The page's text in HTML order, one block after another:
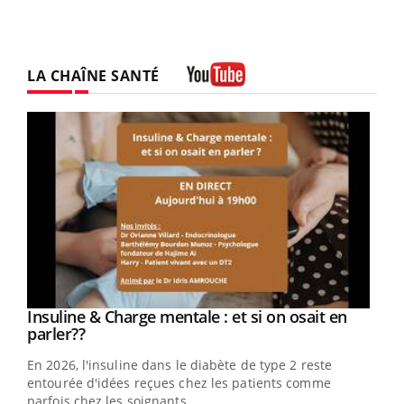
LA CHAÎNE SANTÉ
Youtube
Insuline & Charge mentale : et si on osait en
parler??Youtube
En 2026, l'insuline dans le diabète de type 2 reste
entourée d'idées reçues chez les patients comme